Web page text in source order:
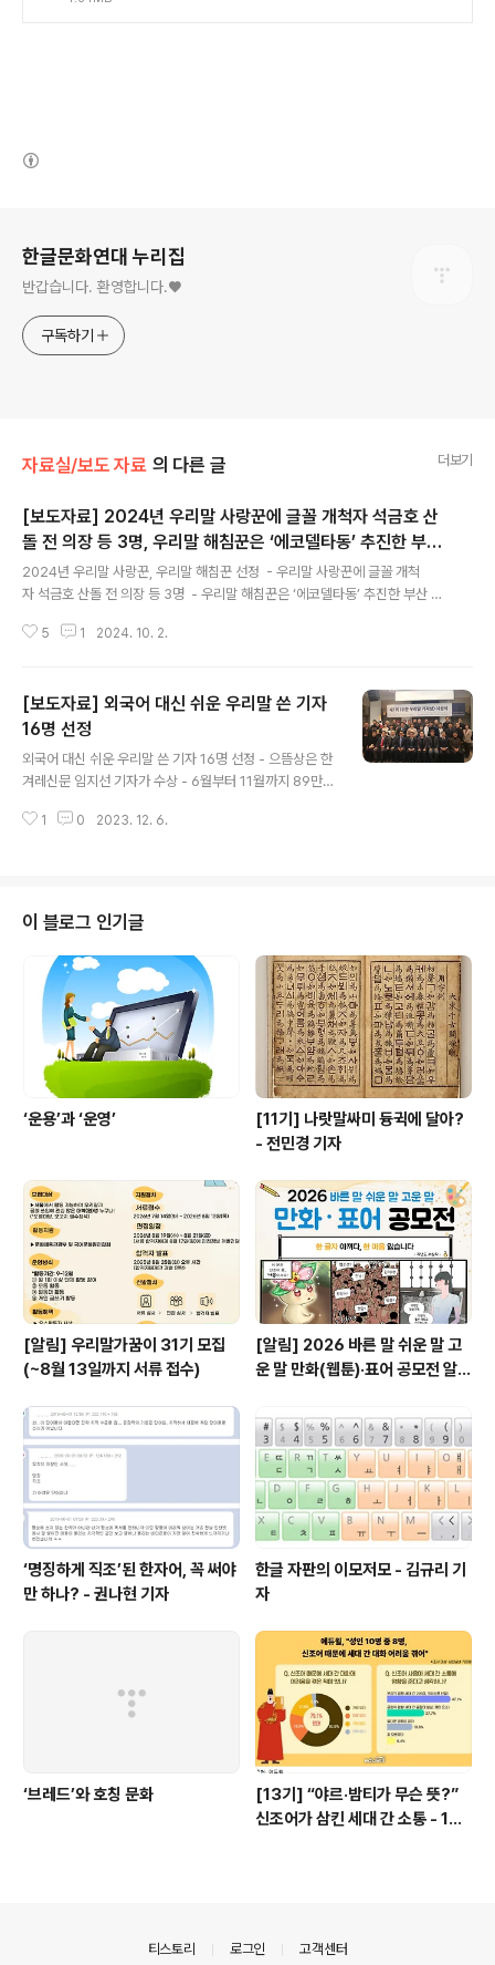
한글문화연대 누리집
반갑습니다. 환영합니다.♥
구독하기
자료실/보도 자료 의 다른 글 더보기
[보도자료] 2024년 우리말 사랑꾼에 글꼴 개척자 석금호 산
돌 전 의장 등 3명, 우리말 해침꾼은 ‘에코델타동’ 추진한 부산
강서구청장 김형찬 뽑혀
2024년 우리말 사랑꾼, 우리말 해침꾼 선정 - 우리말 사랑꾼에 글꼴 개척
자 석금호 산돌 전 의장 등 3명 - 우리말 해침꾼은 ‘에코델타동’ 추진한 부산 강
앞두고 우리말 사랑꾼으로 석금호 전 산돌 의장, 원광호 한국바른말연구원장,
글꼴 전문 기업인 산돌을 세우고 최근까지 1천여 종에 이르는 글꼴을 개발, 보급
해왔다. 초중고교에 무료로 글꼴을 배포하여 어린 시절부터 한글의 멋을 체험하
도록 도왔고, ‘산돌 구름’이라는 온라인배급망을 만들어 글꼴의 산업화에도 앞
장섰다. 원광..
5 1 2024. 10. 2.
[보도자료] 외국어 대신 쉬운 우리말 쓴 기자
16명 선정
외국어 대신 쉬운 우리말 쓴 기자 16명 선정 - 으뜸상은 한
겨레신문 임지선 기자가 수상 - 6월부터 11월까지 89만여
앞장서는 계기 지난 12월 5일(화) 저녁 7시 프레스센터 2
만희)가 공동 주최해 열린 이 시상식에는 70여 명이 참석
해 상의 취지에 공감하며 수상자를 축하했다. 으뜸상을 받
은 한겨레신문 임지선 기자는 70대 아버지와 초등학생인
아들이 보기에도 읽기 쉬운 기사를 쓰기 위해 노력했다며
으뜸상 수상 소감을 밝혔다. 한글문화연대에서는 기자 50
7명을 상대로 언론에서 쉽..
1 0 2023. 12. 6.
이 블로그 인기글
‘운용’과 ‘운영’
[11기] 나랏말싸미 듕귁에 달아?
- 전민경 기자
[알림] 우리말가꿈이 31기 모집
(~8월 13일까지 서류 접수)
[알림] 2026 바른 말 쉬운 말 고
운 말 만화(웹툰)·표어 공모전 알림
‘명징하게 직조’된 한자어, 꼭 써야
만 하나? - 권나현 기자
한글 자판의 이모저모 - 김규리 기
자
‘브레드’와 호칭 문화
[13기] “야르·밤티가 무슨 뜻?”
신조어가 삼킨 세대 간 소통 - 13
티스토리 로그인 고객센터